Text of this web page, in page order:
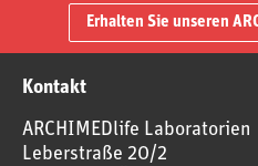
Erhalten Sie unseren
Kontakt
ARCHIMEDlife Laboratorien
Leberstraße 20/2